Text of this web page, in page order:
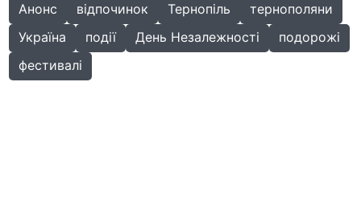
Анонс відпочинок Тернопіль
тернополяни
Україна
події День Незалежності
подорожі
фестивалі